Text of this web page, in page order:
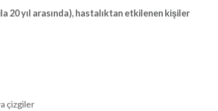
20 yıl arasında), hastalıktan etkilenen kişiler
çizgiler